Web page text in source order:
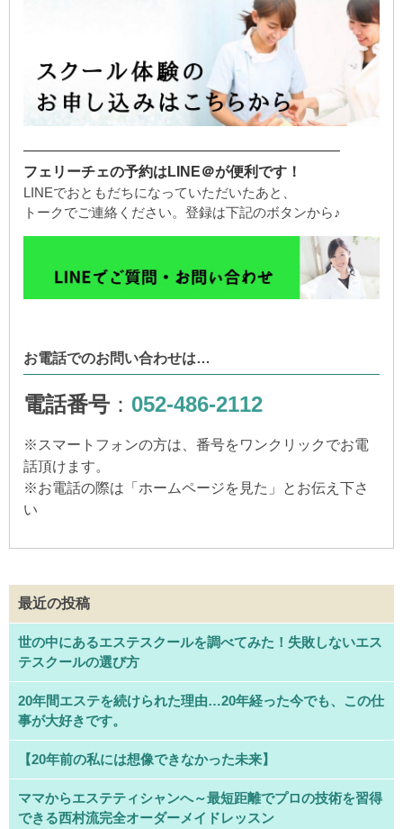
——————————————————————
フェリーチェの予約はLINE＠が便利です！
LINEでおともだちになっていただいたあと、
トークでご連絡ください。登録は下記のボタンから♪
お電話でのお問い合わせは…
電話番号 ： 052-486-2112
※ スマートフォンの方は、番号をワンクリックでお電
話頂けます。
※お電話の際は「ホームページを見た」とお伝え下さ
い
最近の投稿
世の中にあるエステスクールを調べてみた！失敗しないエス
テスクールの選び方
20年間エステを続けられた理由…20年経った今でも、この仕
事が大好きです。
【20年前の私には想像できなかった未来】
ママからエステティシャンへ～最短距離でプロの技術を習得
できる西村流完全オーダーメイドレッスン